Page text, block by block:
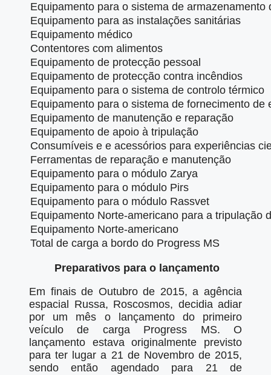
Equipamento para o sistema de armazenamento
Equipamento para as instalações sanitárias
Equipamento médico
Contentores com alimentos
Equipamento de protecção pessoal
Equipamento de protecção contra incêndios
Equipamento para o sistema de controlo térmico
Equipamento para o sistema de fornecimento de
Equipamento de manutenção e reparação
Equipamento de apoio à tripulação
Consumíveis e e acessórios para experiências
Ferramentas de reparação e manutenção
Equipamento para o módulo Zarya
Equipamento para o módulo Pirs
Equipamento para o módulo Rassvet
Equipamento Norte-americano para a tripulação
Equipamento Norte-americano
Total de carga a bordo do Progress MS
Preparativos para o lançamento
Em finais de Outubro de 2015, a agência
espacial Russa, Roscosmos, decidia adiar
por um mês o lançamento do primeiro
veículo de carga Progress MS. O
lançamento estava originalmente previsto
para ter lugar a 21 de Novembro de 2015,
sendo então agendado para 21 de